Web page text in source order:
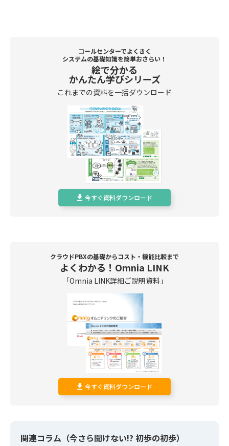
コールセンターでよくきく
システムの基礎知識を簡単おさらい！
絵で分かる
かんたん学びシリーズ
これまでの資料を一括ダウンロード
今すぐ資料ダウンロード
クラウドPBXの基礎からコスト・機能比較まで
よくわかる！Omnia LINK
「Omnia LINK詳細ご説明資料」
今すぐ資料ダウンロード
関連コラム（今さら聞けない!? 初歩の初歩）